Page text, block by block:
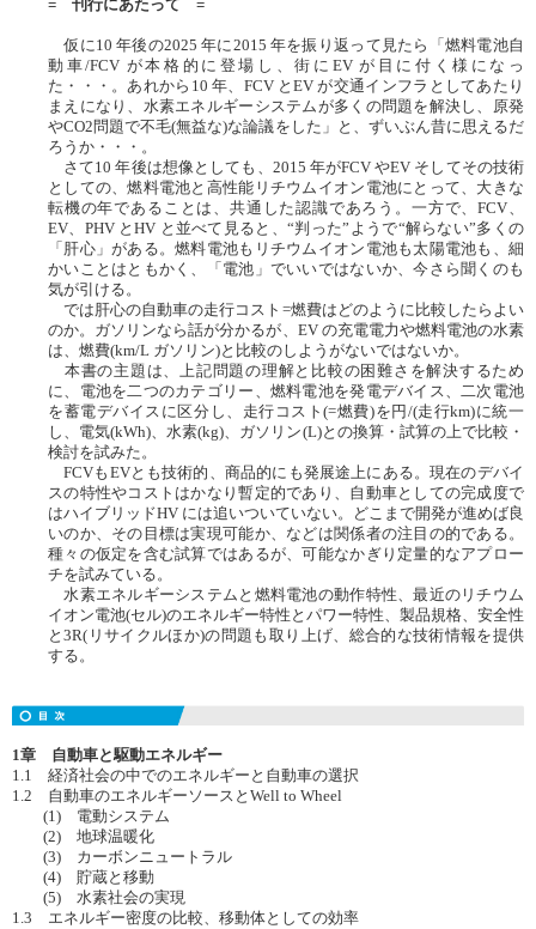
= 刊行にあたって =
仮に10 年後の2025 年に2015 年を振り返って見たら「燃料電池自
動車/FCV が本格的に登場し、街にEV が目に付く様になっ
た・・・。あれから10 年、FCV とEV が交通インフラとしてあたり
まえになり、水素エネルギーシステムが多くの問題を解決し、原発
やCO2問題で不毛(無益な)な論議をした」と、ずいぶん昔に思えるだ
ろうか・・・。
さて10 年後は想像としても、2015 年がFCV やEV そしてその技術
としての、燃料電池と高性能リチウムイオン電池にとって、大きな
転機の年であることは、共通した認識であろう。一方で、FCV、
EV、PHV とHV と並べて見ると、“判った”ようで“解らない”多くの
「肝心」がある。燃料電池もリチウムイオン電池も太陽電池も、細
かいことはともかく、「電池」でいいではないか、今さら聞くのも
気が引ける。
では肝心の自動車の走行コスト=燃費はどのように比較したらよい
のか。ガソリンなら話が分かるが、EV の充電電力や燃料電池の水素
は、燃費(km/L ガソリン)と比較のしようがないではないか。
本書の主題は、上記問題の理解と比較の困難さを解決するため
に、電池を二つのカテゴリー、燃料電池を発電デバイス、二次電池
を蓄電デバイスに区分し、走行コスト(=燃費)を円/(走行km)に統一
し、電気(kWh)、水素(kg)、ガソリン(L)との換算・試算の上で比較・
検討を試みた。
FCVもEVとも技術的、商品的にも発展途上にある。現在のデバイ
スの特性やコストはかなり暫定的であり、自動車としての完成度で
はハイブリッドHV には追いついていない。どこまで開発が進めば良
いのか、その目標は実現可能か、などは関係者の注目の的である。
種々の仮定を含む試算ではあるが、可能なかぎり定量的なアプロー
チを試みている。
水素エネルギーシステムと燃料電池の動作特性、最近のリチウム
イオン電池(セル)のエネルギー特性とパワー特性、製品規格、安全性
と3R(リサイクルほか)の問題も取り上げ、総合的な技術情報を提供
する。
1章 自動車と駆動エネルギー
1.1 経済社会の中でのエネルギーと自動車の選択
1.2 自動車のエネルギーソースとWell to Wheel
(1) 電動システム
(2) 地球温暖化
(3) カーボンニュートラル
(4) 貯蔵と移動
(5) 水素社会の実現
1.3 エネルギー密度の比較、移動体としての効率